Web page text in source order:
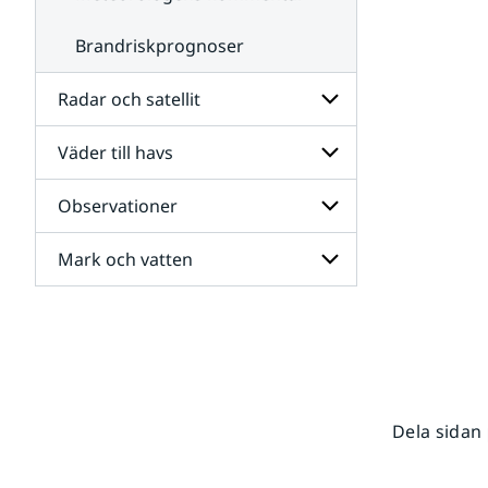
Brandriskprognoser
Radar och satellit
Undersidor
för
Radar
och
satellit
Väder till havs
Undersidor
för
Väder
till
havs
Observationer
Undersidor
för
Mark och vatten
Dela sidan